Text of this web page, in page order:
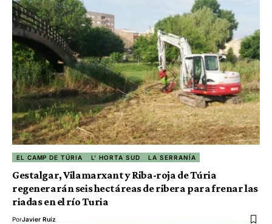
EL CAMP DE TÚRIA L' HORTA SUD LA SERRANÍA
Gestalgar, Vilamarxant y Riba-roja de Túria
regenerarán seis hectáreas de ribera para frenar las
riadas en el río Turia
PorJavier Ruiz